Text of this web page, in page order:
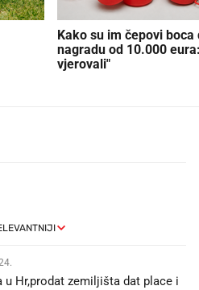
Kako su im čepovi boca
nagradu od 10.000
vjerovali"
u Hr,prodat zemiljišta dat place i